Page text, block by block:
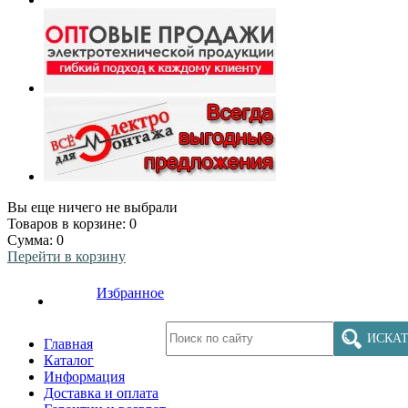
Вы еще ничего не выбрали
Товаров в корзине: 0
Сумма: 0
Перейти в корзину
Избранное
Главная
Каталог
Информация
Доставка и оплата